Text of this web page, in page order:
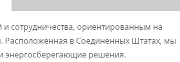
сотрудничества, ориентированным на
Расположенная в Соединенных Штатах, мы
энергосберегающие решения.